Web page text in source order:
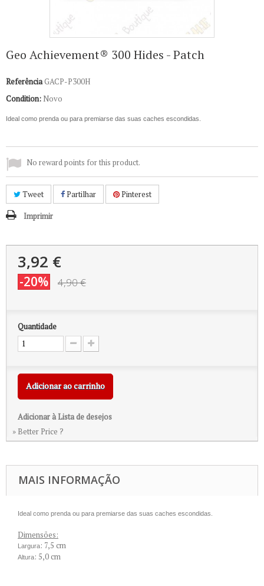
Geo Achievement® 300 Hides - Patch
ReferênciaGACP-P300H
Condition: Novo
Ideal como prenda ou para premiarse das suas caches escondidas.
No reward points for this product.
Tweet Partilhar Pinterest
Imprimir
3,92 €
-20% 4,90 €
Quantidade
Adicionar ao carrinho
Adicionar à Lista de desejos
» Better Price ?
MAIS INFORMAÇÃO
Ideal como prenda ou para premiarse das suas caches escondidas.
Dimensões:
Largura: 7,5 cm
Altura: 5,0 cm